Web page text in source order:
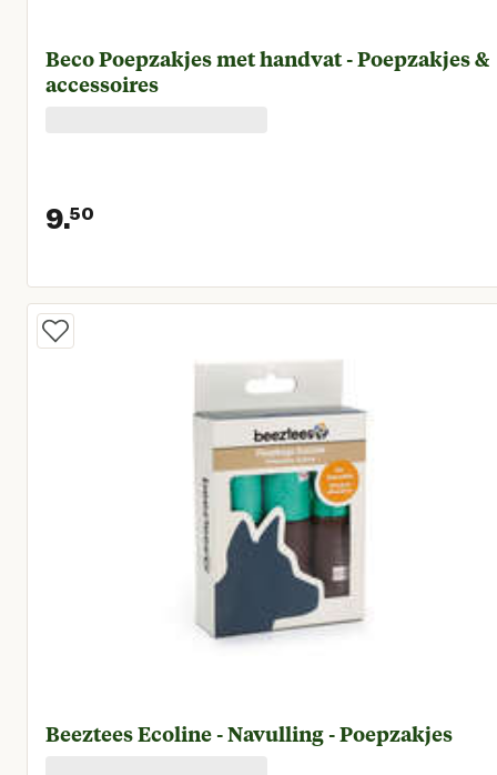
Beco Poepzakjes met handvat - Poepzakjes &
accessoires
9.50
Huidige prijs € 9,50
Beeztees Ecoline - Navulling - Poepzakjes